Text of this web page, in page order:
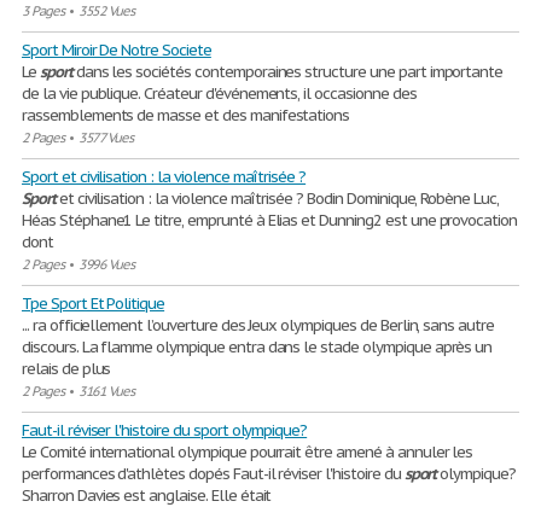
3 Pages• 3552 Vues
Sport Miroir De Notre Societe
Lesportdans les sociétés contemporaines structure une part importante
de la vie publique. Créateur d'événements, il occasionne des
rassemblements de masse et des manifestations
2 Pages• 3577 Vues
Sport et civilisation : la violence maîtrisée ?
Sportet civilisation : la violence maîtrisée ? Bodin Dominique, Robène Luc,
Héas Stéphane1 Le titre, emprunté à Elias et Dunning2 est une provocation
dont
2 Pages• 3996 Vues
Tpe Sport Et Politique
... ra officiellement l’ouverture des Jeux olympiques de Berlin, sans autre
discours. La flamme olympique entra dans le stade olympique après un
relais de plus
2 Pages• 3161 Vues
Faut-il réviser l'histoire du sport olympique?
Le Comité international olympique pourrait être amené à annuler les
performances d'athlètes dopés Faut-il réviser l'histoire dusportolympique?
Sharron Davies est anglaise. Elle était